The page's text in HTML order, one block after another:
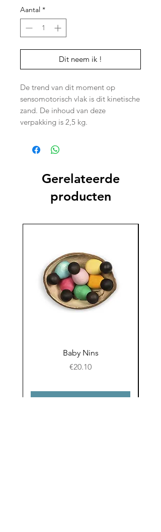
Aantal *
Dit neem ik !
De trend van dit moment op
sensomotorisch vlak is dit kinetische
zand. De inhoud van deze
verpakking is 2,5 kg.
Gerelateerde
producten
Baby Nins
Prijs
€20.10